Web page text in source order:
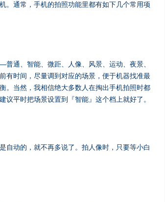
。通常，手机的拍照功能里都有如下几个常用项
通、智能、微距、人像、风景、运动、夜景、
有时间，尽量调到对应的场景，便于机器找准最
。当然，我相信绝大多数人在掏出手机拍照时都
平时把场景设置到『智能』这个档上就好了。
自动的，就不再多说了。拍人像时，只要等小白